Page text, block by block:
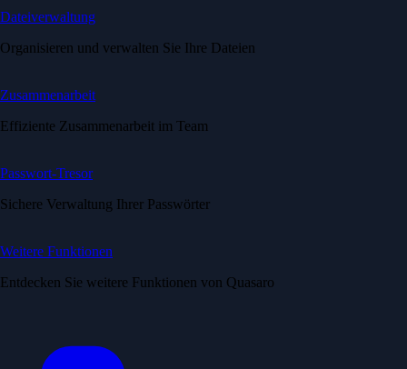
Dateiverwaltung
Organisieren und verwalten Sie Ihre Dateien
Zusammenarbeit
Effiziente Zusammenarbeit im Team
Passwort-Tresor
Sichere Verwaltung Ihrer Passwörter
Weitere Funktionen
Entdecken Sie weitere Funktionen von Quasaro